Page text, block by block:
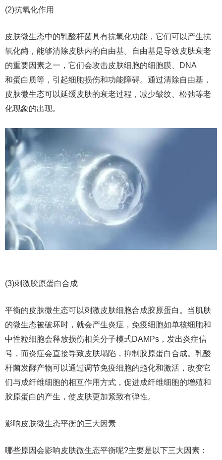
(2)抗氧化作用
皮肤微生态中的乳酸杆菌具有抗氧化功能，它们可以产生抗
氧化酶，能够清除皮肤内的自由基。自由基是导致皮肤衰老
的重要因素之一，它们会攻击皮肤细胞的细胞膜、DNA
和蛋白质等，引起细胞损伤和功能障碍。通过清除自由基，
皮肤微生态可以延缓皮肤的衰老过程，减少皱纹、松弛等老
化现象的出现。
(3)刺激胶原蛋白合成
平衡的皮肤微生态可以刺激皮肤细胞合成胶原蛋白。当肌肤
的微生态被破坏时，就会产生炎症，免疫细胞如单核细胞和
中性粒细胞会释放损伤相关分子模式DAMPs，发出炎症信
号，而炎症会直接导致皮肤塌陷，抑制胶原蛋白合成。乳酸
杆菌发酵产物可以通过调节免疫细胞的趋化和激活，改变它
们与成纤维细胞的相互作用方式，促进成纤维细胞的增殖和
胶原蛋白的产生，使皮肤更加紧致有弹性。
影响皮肤微生态平衡的三大因素
哪些原因会影响皮肤微生态平衡呢?主要是以下三大因素：